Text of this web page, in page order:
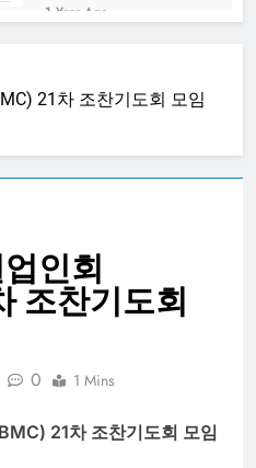
1 Year Ago
20250306 – CBMC
1 Year Ago
20250227 – CBMC
20250220 – CBMC
기도모임
1 Year Ago
1 Year Ago
21차 조찬기도회 모임
인회
조찬기도회
0 1 Mins
21차 조찬기도회 모임